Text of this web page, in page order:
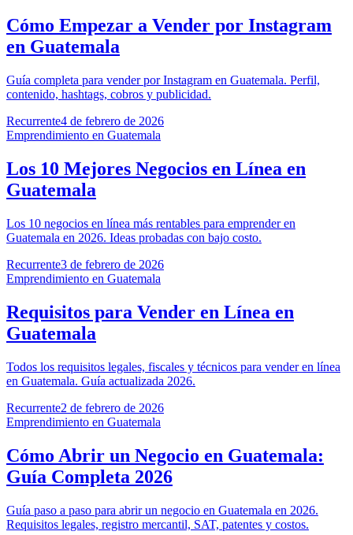
Cómo Empezar a Vender por Instagram
en Guatemala
Guía completa para vender por Instagram en Guatemala. Perfil,
contenido, hashtags, cobros y publicidad.
Recurrente4 de febrero de 2026
Emprendimiento en Guatemala
Los 10 Mejores Negocios en Línea en
Guatemala
Los 10 negocios en línea más rentables para emprender en
Guatemala en 2026. Ideas probadas con bajo costo.
Recurrente3 de febrero de 2026
Emprendimiento en Guatemala
Requisitos para Vender en Línea en
Guatemala
Todos los requisitos legales, fiscales y técnicos para vender en línea
en Guatemala. Guía actualizada 2026.
Recurrente2 de febrero de 2026
Emprendimiento en Guatemala
Cómo Abrir un Negocio en Guatemala:
Guía Completa 2026
Guía paso a paso para abrir un negocio en Guatemala en 2026.
Requisitos legales, registro mercantil, SAT, patentes y costos.